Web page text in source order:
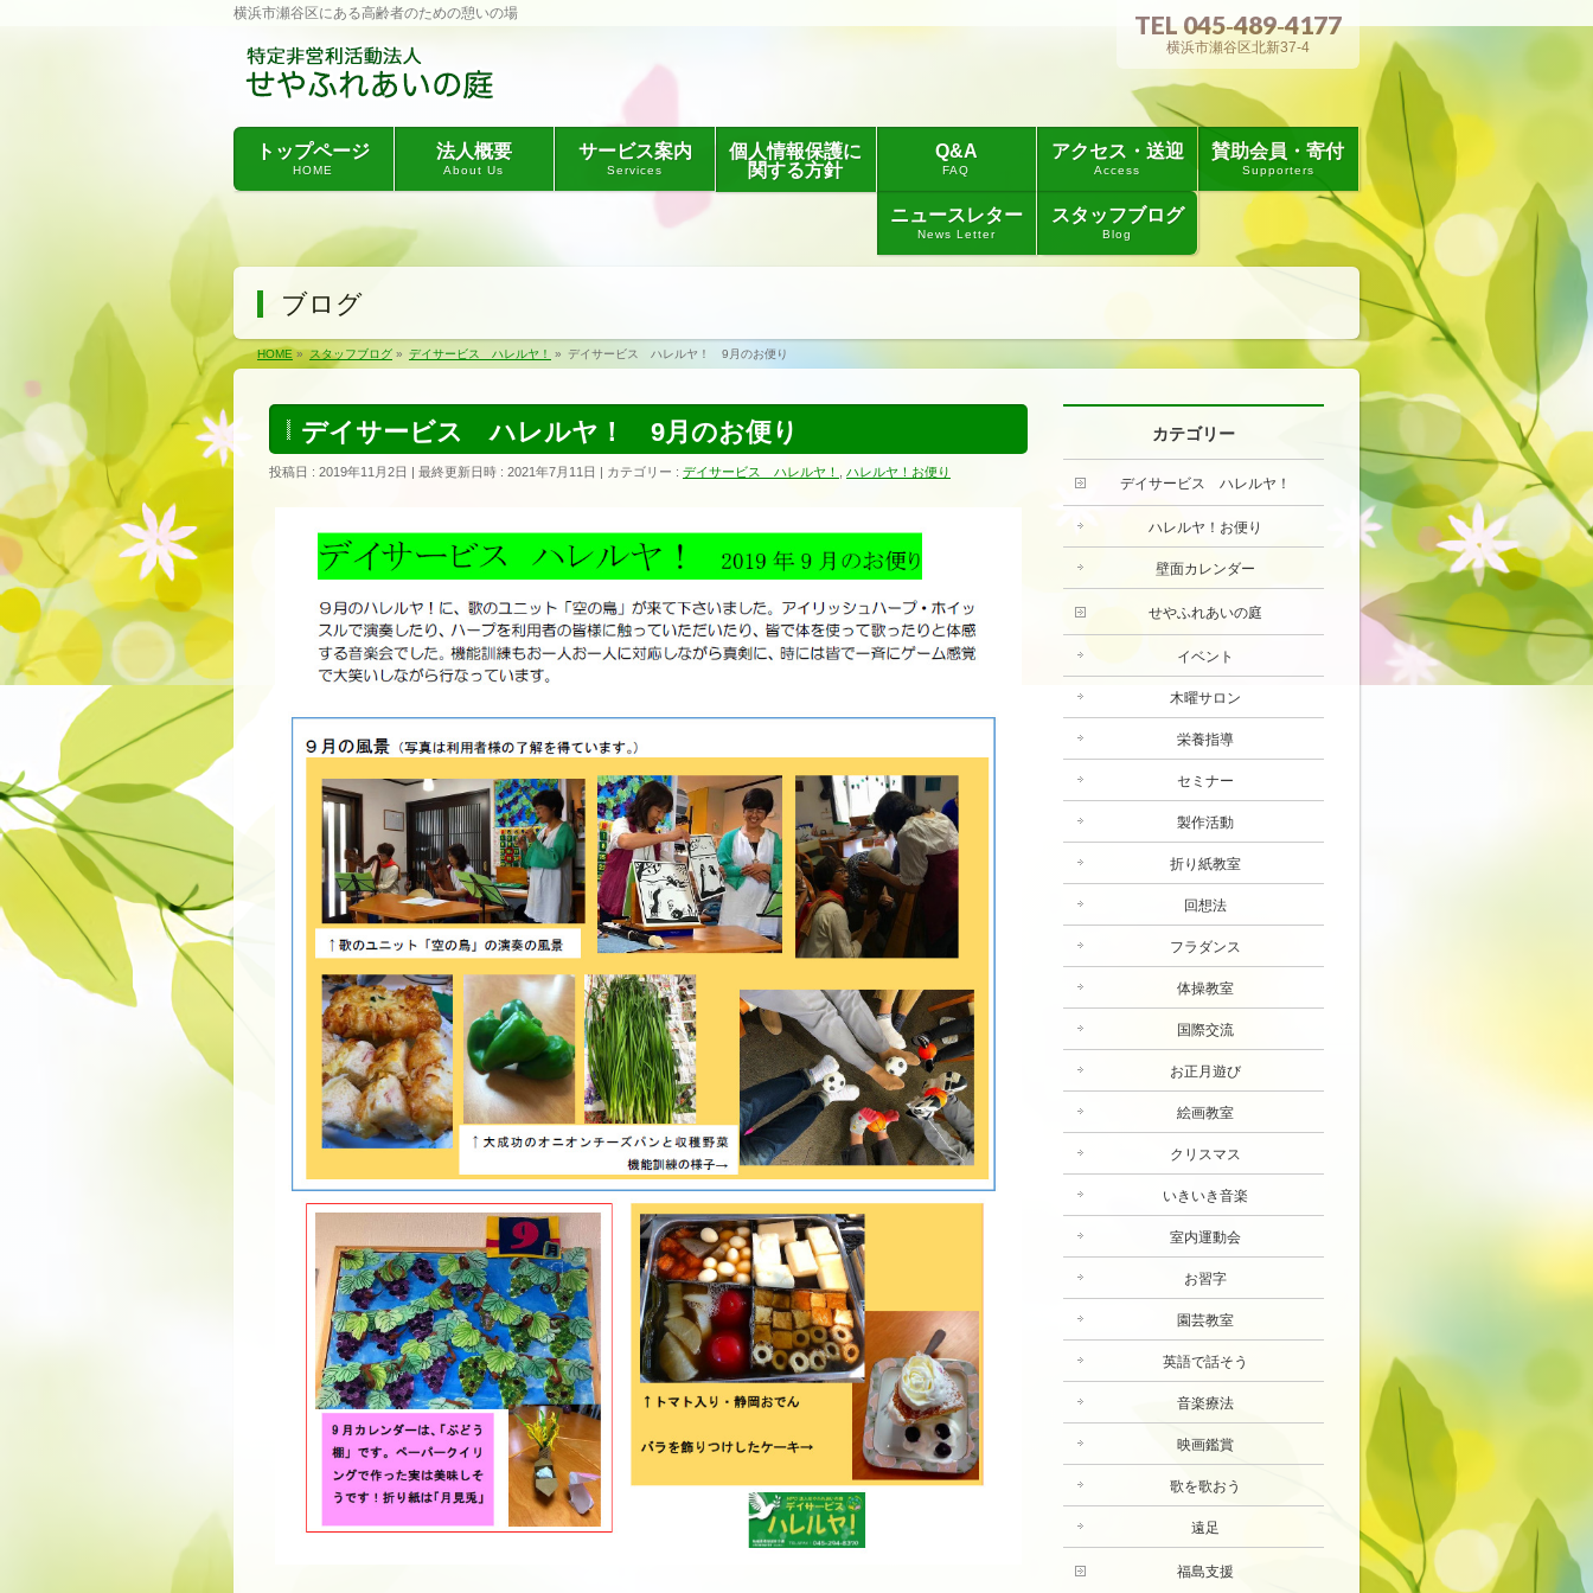
横浜市瀬谷区にある高齢者のための憩いの場 TEL 045‐489‐4177
横浜市瀬谷区北新37-4
トップページ
HOME
法人概要
About Us
サービス案内
Services
個人情報保護に
関する方針
Q&A
FAQ
アクセス・送迎
Access
賛助会員・寄付
Supporters
ニュースレター
News Letter
スタッフブログ
Blog
ブログ
HOME » スタッフブログ » デイサービス ハレルヤ！ » デイサービス ハレルヤ！ 9月のお便り
デイサービス ハレルヤ！ 9月のお便り
投稿日 : 2019年11月2日 最終更新日時 : 2021年7月11日 カテゴリー : デイサービス ハレルヤ！ ハレルヤ！お便り
カテゴリー
デイサービス ハレルヤ！
ハレルヤ！お便り
壁面カレンダー
せやふれあいの庭
イベント
木曜サロン
栄養指導
セミナー
製作活動
折り紙教室
回想法
フラダンス
体操教室
国際交流
お正月遊び
絵画教室
クリスマス
いきいき音楽
室内運動会
お習字
園芸教室
英語で話そう
音楽療法
映画鑑賞
歌を歌おう
遠足
福島支援